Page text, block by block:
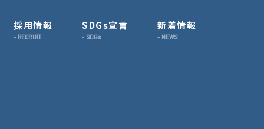
採用情報 SDGs宣言 新着情報